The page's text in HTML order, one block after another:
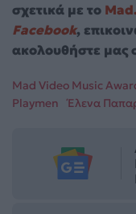
σχετικά με το
Facebook,
ακολουθήστε μας
Mad Video Music
Playmen
Έλενα